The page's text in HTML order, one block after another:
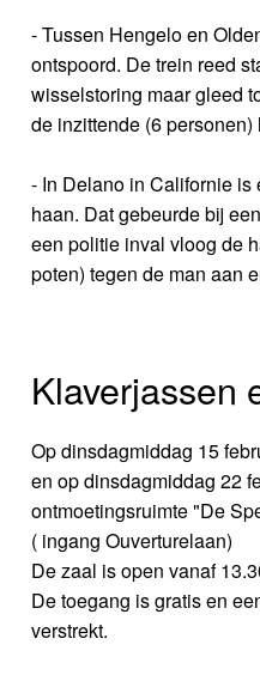
- Tussen Hengelo en
ontspoord. De trein reed
wisselstoring maar gleed
de inzittende (6 personen)
- In Delano in Californie is
haan. Dat gebeurde bij
een politie inval vloog de
poten) tegen de man aan
Klaverjassen
Op dinsdagmiddag 15
en op dinsdagmiddag 22
ontmoetingsruimte "De
( ingang Ouverturelaan)
De zaal is open vanaf
De toegang is gratis en
verstrekt.